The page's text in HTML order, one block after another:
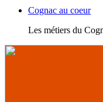
Cognac au coeur
Les métiers du